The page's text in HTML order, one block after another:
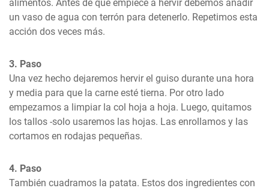
alimentos. Antes de que empiece a hervir debemos añadir
un vaso de agua con terrón para detenerlo. Repetimos esta
acción dos veces más.
3. Paso
Una vez hecho dejaremos hervir el guiso durante una hora
y media para que la carne esté tierna. Por otro lado
empezamos a limpiar la col hoja a hoja. Luego, quitamos
los tallos -solo usaremos las hojas. Las enrollamos y las
cortamos en rodajas pequeñas.
4. Paso
También cuadramos la patata. Estos dos ingredientes con